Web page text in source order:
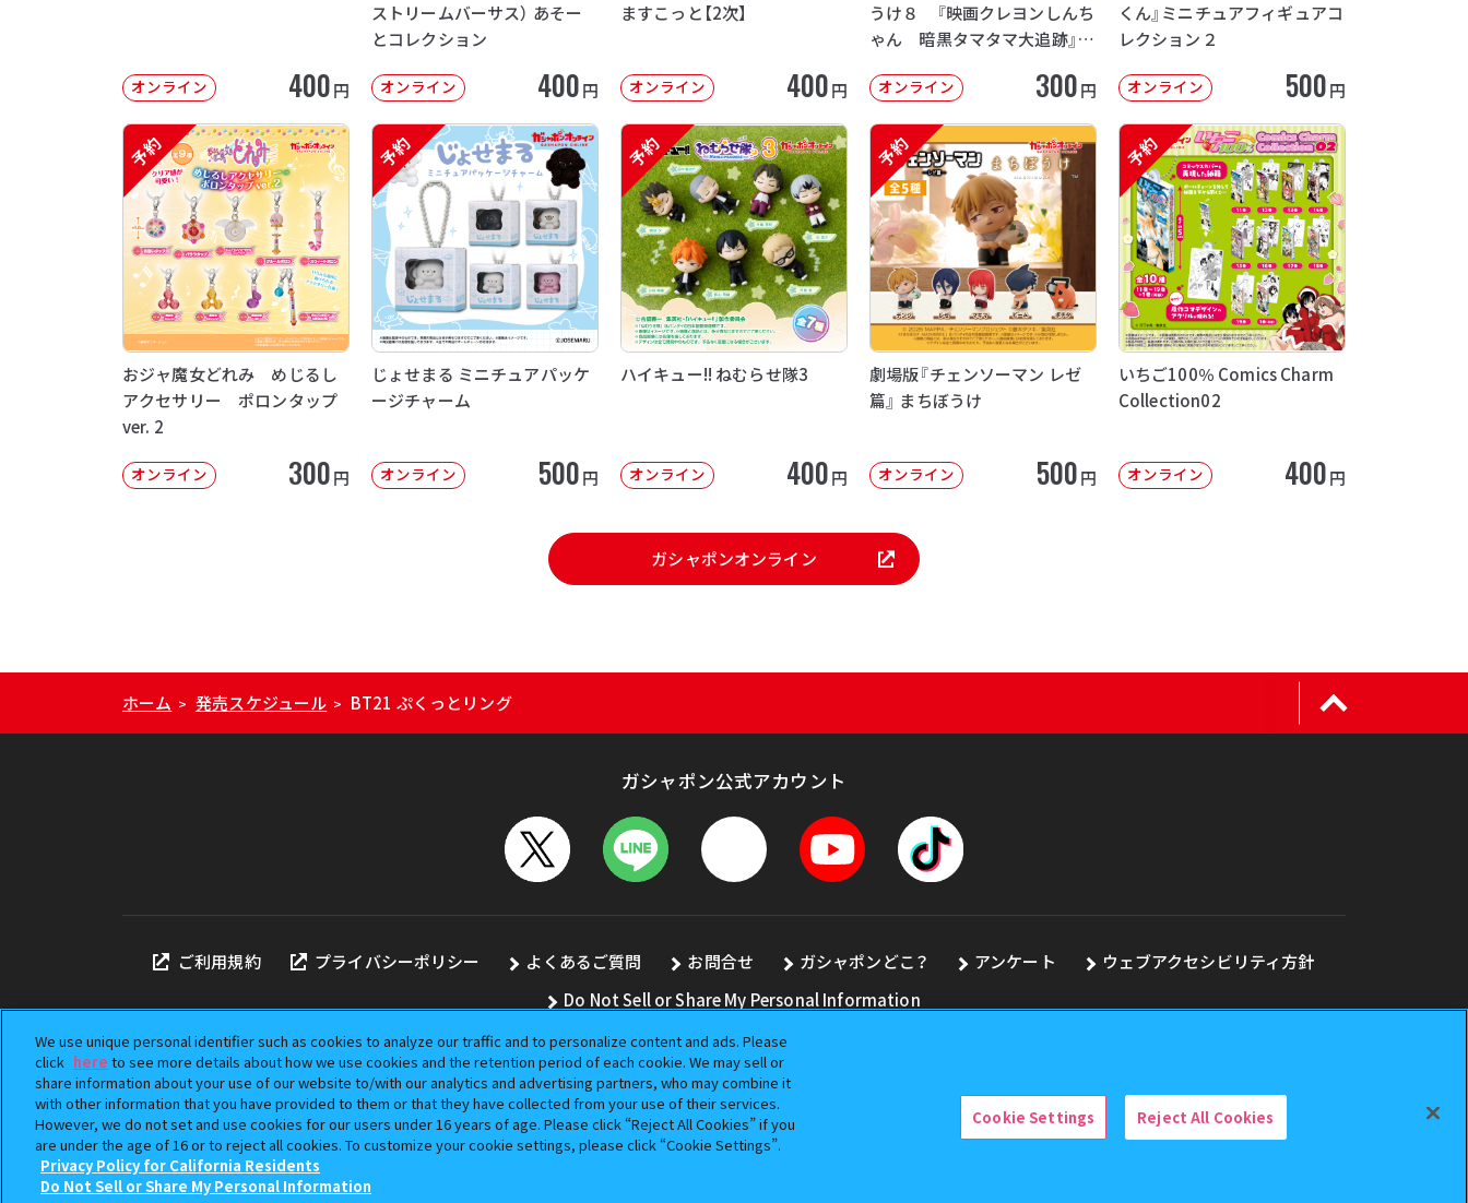
オンライン 400円
ストリームバーサス） あそー
とコレクション
オンライン 400円
ますこっと【2次】
オンライン 400円
うけ８ 『映画クレヨンしんち
ゃん 暗黒タマタマ大追跡』
オンライン 300円
くん』ミニチュアフィギュアコ
レクション２
オンライン 500円
予約
おジャ魔女どれみ めじるし
アクセサリー ポロンタップ
ver. 2
オンライン 300円
予約
じょせまる ミニチュアパッケ
ージチャーム
オンライン 500円
予約
ハイキュー!! ねむらせ隊3
オンライン 400円
予約
劇場版『チェンソーマン レゼ
篇』 まちぼうけ
オンライン 500円
予約
いちご100％ Comics Charm
Collection02
オンライン 400円
ガシャポンオンライン
ホーム > 発売スケジュール > BT21 ぷくっとリング
ガシャポン公式アカウント
ご利用規約 プライバシーポリシー よくあるご質問 お問合せ ガシャポンどこ？ アンケート
ウェブアクセシビリティ方針
Do Not Sell or Share My Personal Information
本サイトに掲載されている全ての画像、文章、データの無断転用、転載をお断りします。
「ガシャポン」は株式会社バンダイの登録商標です。
©BANDAI
We use unique personal identifier such as cookies to analyze our traffic and to personalize content and ads. Please
click here to see more details about how we use cookies and the retention period of each cookie. We may sell or
share information about your use of our website to/with our analytics and advertising partners, who may combine it
with other information that you have provided to them or that they have collected from your use of their services.
However, we do not set and use cookies for our users under 16 years of age. Please click “Reject All Cookies” if you
are under the age of 16 or to reject all cookies. To customize your cookie settings, please click “Cookie Settings”.
Privacy Policy for California Residents
Do Not Sell or Share My Personal Information
Cookie Settings Reject All Cookies